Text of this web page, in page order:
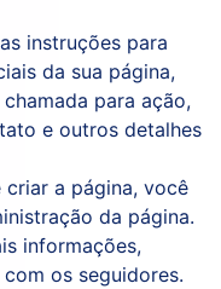
instruções para
da sua página,
para ação,
e outros detalhes
criar a página, você
da página.
informações,
os seguidores.